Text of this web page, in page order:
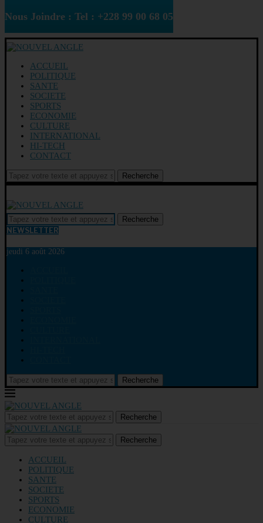
Nous Joindre : Tel : +228 99 00 68 05
ACCUEIL
POLITIQUE
SANTE
SOCIETE
SPORTS
ECONOMIE
CULTURE
INTERNATIONAL
HI-TECH
CONTACT
Recherche
Recherche
NEWSLETTER
jeudi 6 août 2026
Recherche
Recherche
Recherche
ACCUEIL
POLITIQUE
SANTE
SOCIETE
SPORTS
ECONOMIE
CULTURE